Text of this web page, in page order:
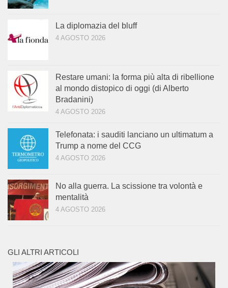
La diplomazia del bluff
4 AGOSTO 2026
Restare umani: la forma più alta di ribellione
al mondo distopico di oggi (di Alberto
Bradanini)
4 AGOSTO 2026
Telefonata: i sauditi lanciano un ultimatum a
Trump a nome del CCG
4 AGOSTO 2026
No alla guerra. La scissione tra volontà e
mentalità
4 AGOSTO 2026
GLI ALTRI ARTICOLI